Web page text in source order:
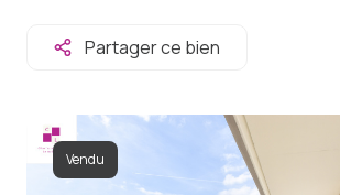
pro
rechercher
à nos cotés
Partager ce bien
Vendu